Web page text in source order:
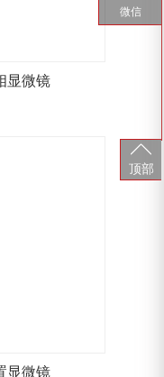
显微镜
显微镜
微信
顶部